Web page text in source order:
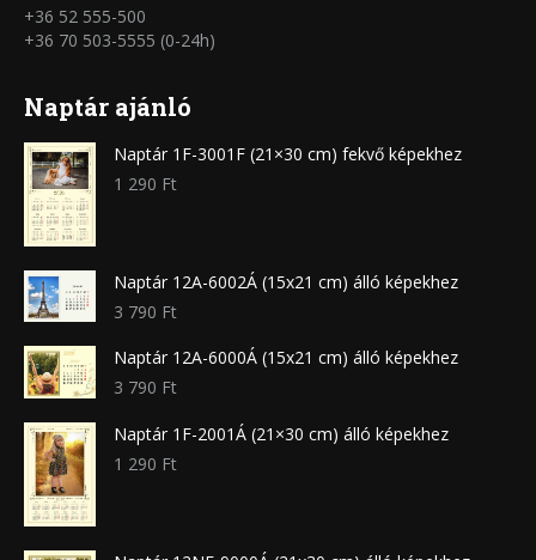
+36 52 555-500
+36 70 503-5555 (0-24h)
Naptár ajánló
Naptár 1F-3001F (21×30 cm) fekvő képekhez
1 290 Ft
Naptár 12A-6002Á (15x21 cm) álló képekhez
3 790 Ft
Naptár 12A-6000Á (15x21 cm) álló képekhez
3 790 Ft
Naptár 1F-2001Á (21×30 cm) álló képekhez
1 290 Ft